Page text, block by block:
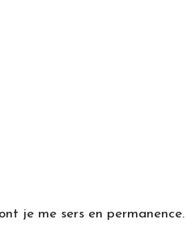
je me sers en permanence.